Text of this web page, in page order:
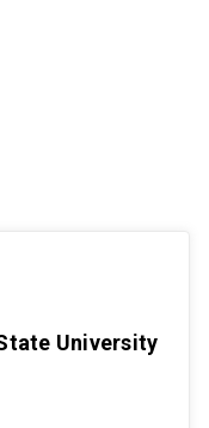
University